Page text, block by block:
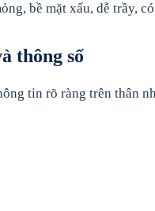
bề mặt xấu, dễ trầy,
thông số
tin rõ ràng trên thân